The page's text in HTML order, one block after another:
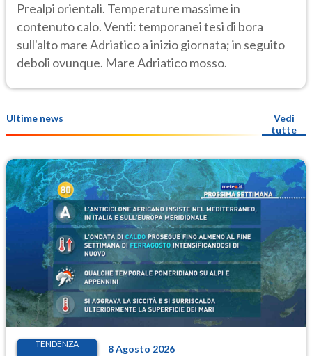
Prealpi orientali. Temperature massime in
contenuto calo. Venti: temporanei tesi di bora
sull'alto mare Adriatico a inizio giornata; in seguito
deboli ovunque. Mare Adriatico mosso.
Ultime news
Vedi
tutte
TENDENZA 8 Agosto 2026